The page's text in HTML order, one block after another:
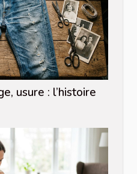
usure : l’histoire